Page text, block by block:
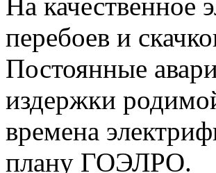
перебоев и
Постоянные
издержки
времена
плану ГОЭЛРО.